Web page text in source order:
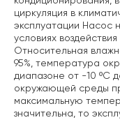
циркуляция в
эксплуатации Насос
условиях
Относительная
95%, температура
диапазоне от -10 ºС
окружающей среды
максимальную
значительна, то